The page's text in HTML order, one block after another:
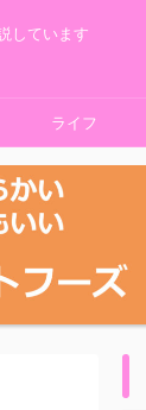
しています
ライフ